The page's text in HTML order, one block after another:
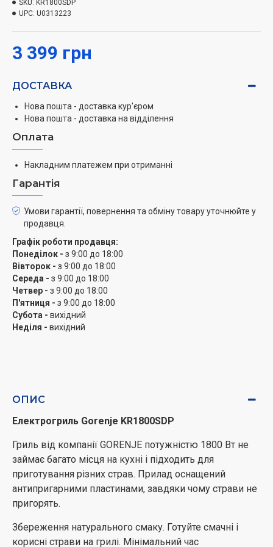
приготування, інтенсивний і рівномірний розподіл
соковитість інгредієнтів, які готуються.
Gorenje- відомий у всьому світі виробник побутової
техніки, величезне підприємство в республіці
Словенія, з більш ніж 50 річною історією.
Підприємство входить до числа найбільших
виробників побутової техніки в Європі.
Купуючи техніку Gorenje споживач може бути
впевнений у високому рівні екологічності, якості,
функціональності і оптимального використання
ресурсів. Компанія заслужено вважається
інноватором і новатором в області дизайну і
технологій. Інженери і дизайнери компанії прагнуть
до досягнення поєднання high tech і high touch.
3 399 грн
SKU: KR1800SDP
UPC: U0313223
ДОСТАВКА
Нова пошта - доставка кур'єром
Нова пошта - доставка на відділення
Оплата
Накладним платежем при отриманні
Гарантія
Умови гарантії, повернення та обміну товару уточнюйте у
продавця.
Графік роботи продавця:
Понеділок - з 9:00 до 18:00
Вівторок - з 9:00 до 18:00
Середа - з 9:00 до 18:00
Четвер - з 9:00 до 18:00
П'ятниця - з 9:00 до 18:00
Субота - вихідний
Неділя - вихідний
ОПИС
Електрогриль Gorenje KR1800SDP
Гриль від компанії GORENJE потужністю 1800 Вт не
займає багато місця на кухні і підходить для
приготування різних страв. Прилад оснащений
антипригарними пластинами, завдяки чому страви не
пригорять.
Збереження натурального смаку. Готуйте смачні і
корисні страви на грилі. Мінімальний час